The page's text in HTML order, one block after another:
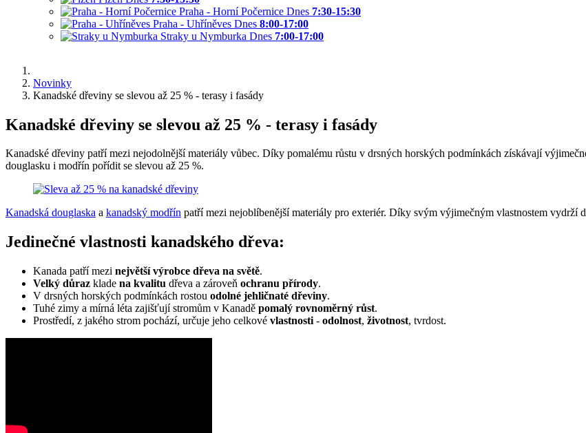
Praha - Horní Počernice Dnes 7:30-15:30
Praha - Uhříněves Dnes 8:00-17:00
Straky u Nymburka Dnes 7:00-17:00
Novinky
Kanadské dřeviny se slevou až 25 % - terasy i fasády
Kanadské dřeviny se slevou až 25 % - terasy i fasády
Kanadské dřeviny patří mezi nejodolnější materiály vůbec. Díky pomalému růstu v drsných horských podmínkách získávají
douglasku i modřín pořídit se slevou až 25 %.
Kanadská douglaska a kanadský modřín patří mezi nejoblíbenější materiály pro exteriér. Díky svým výjimečným vlastnostem vydrží
Jedinečné vlastnosti kanadského dřeva:
Kanada patří mezi největší výrobce dřeva na světě.
Velký důraz klade na kvalitu dřeva a zároveň ochranu přírody.
V drsných horských podmínkách rostou odolné jehličnaté dřeviny.
Tuhé zimy a mírná léta zajišťují stromům v Kanadě pomalý rovnoměrný růst.
Prostředí, z jakého strom pochází, určuje jeho celkové vlastnosti - odolnost, životnost, tvrdost.